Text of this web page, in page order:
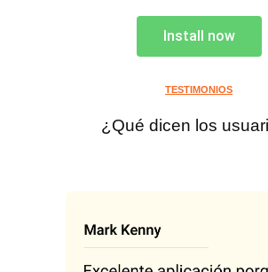
Install now
TESTIMONIOS
¿Qué dicen los